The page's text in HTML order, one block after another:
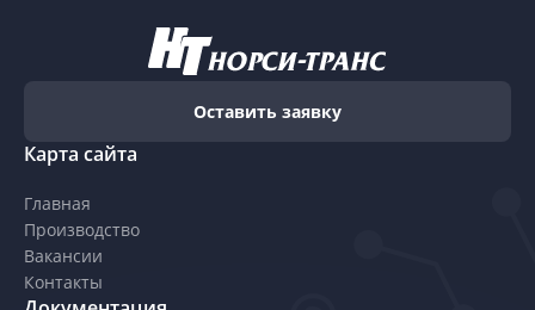
Оставить заявку
Карта сайта
Главная
Производство
Вакансии
Контакты